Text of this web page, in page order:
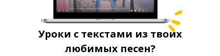
Уроки с текстами из твоих
любимых песен?